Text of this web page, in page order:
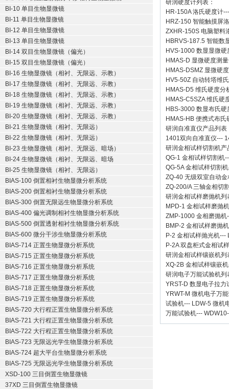
BI-10 单目生物显微镜
BI-11 单目生物显微镜
BI-12 单目生物显微镜
BI-13 单目生物显微镜
BI-14 双目生物显微镜（偏光）
BI-15 双目生物显微镜（偏光）
BI-16 生物显微镜（相衬、无限远、示教）
BI-17 生物显微镜（相衬、无限远、示教）
BI-18 生物显微镜（相衬、无限远、示教）
BI-19 生物显微镜（相衬、无限远、示教）
BI-20 生物显微镜（相衬、无限远、示教）
BI-21 生物显微镜（相衬、无限远）
BI-22 生物显微镜（相衬、无限远）
BI-23 生物显微镜（相衬、无限远、暗场）
BI-24 生物显微镜（相衬、无限远、暗场
BI-25 生物显微镜（相衬、无限远）
BIAS-100 倒置相衬生物显微分析系统
BIAS-200 倒置相衬生物显微分析系统
BIAS-300 倒置无限远生物显微分析系统
BIAS-400 偏光调制相衬生物显微分析系统
BIAS-500 倒置透射相衬生物显微分析系统
BIAS-600 微分干涉生物显微分析系统
BIAS-714 正置生物显微分析系统
BIAS-715 正置生物显微分析系统
BIAS-716 正置生物显微分析系统
BIAS-717 正置生物显微分析系统
BIAS-718 正置生物显微分析系统
BIAS-719 正置生物显微分析系统
BIAS-720 大行程正置生物显微分析系统
BIAS-721 大行程正置生物显微分析系统
BIAS-722 大行程正置生物显微分析系统
BIAS-723 无限远光学生物显微分析系统
BIAS-724 超大平台生物显微分析系统
BIAS-725 无限远光学生物显微分析系统
XSD-100 三目倒置生物显微镜
37XD 三目倒置生物显微镜
研润硬度计列表：
HR-150A 洛氏硬度计
HRZ-150 智能触摸屏
ZXHR-150S 电脑塑料
HBRVS-187.5 智能数
HVS-1000 数显显微硬
HMAS-D 显微硬度测
HMAS-DSMZ 显微硬
HV5-50Z 自动转塔维
HMAS-D5 维氏硬度分
HMAS-C5SZA 维氏硬
HBS-3000 数显布氏硬
HMAS-HB 便携式布氏
研润自准直仪产品列表
1401双向自准直仪---
研润金相试样切割机产
QG-1 金相试样切割机
QG-5A 金相试样切割机
ZQ-40 无级双室自动金
ZQ-200/A 三轴金相切
研润金相试样磨抛机列
MPD-1 金相试样磨抛机
ZMP-1000 金相磨抛机
BMP-2 金相试样磨抛机
P-2 金相试样抛光机---
P-2A 双盘柜式金相试
研润金相试样镶嵌机列
XQ-2B 金相试样镶嵌机
研润电子万能试验机列
YRST-D 数显电子拉力
YRWT-M 微机电子万
试验机--- LDW-5 微机
万能试验机---